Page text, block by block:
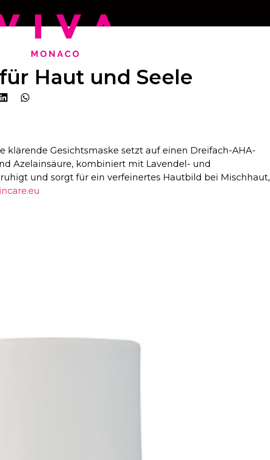
Haut und Seele
klärende Gesichtsmaske setzt auf einen Dreifach-AHA-
Azelainsäure, kombiniert mit Lavendel- und
und sorgt für ein verfeinertes Hautbild bei Mischhaut,